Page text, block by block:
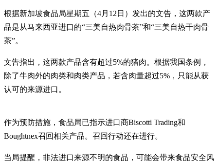
根据新加坡食品局星期五（4月12日）发出的文告，这两款产
品是从马来西亚进口的“三美自热肉骨茶”和“三美自热干肉骨
茶”。
文告指出，这两款产品含有超过5%的猪肉。根据我国条例，
除了牛肉外的肉类和肉类产品，若含肉量超过5%，只能从获
认可的来源进口。
作为预防措施，食品局已指示进口商Biscotti Trading和
Boughtnex召回相关产品。召回行动还在进行。
当局提醒，非法进口来源不明的食品，可能会带来食品安全风